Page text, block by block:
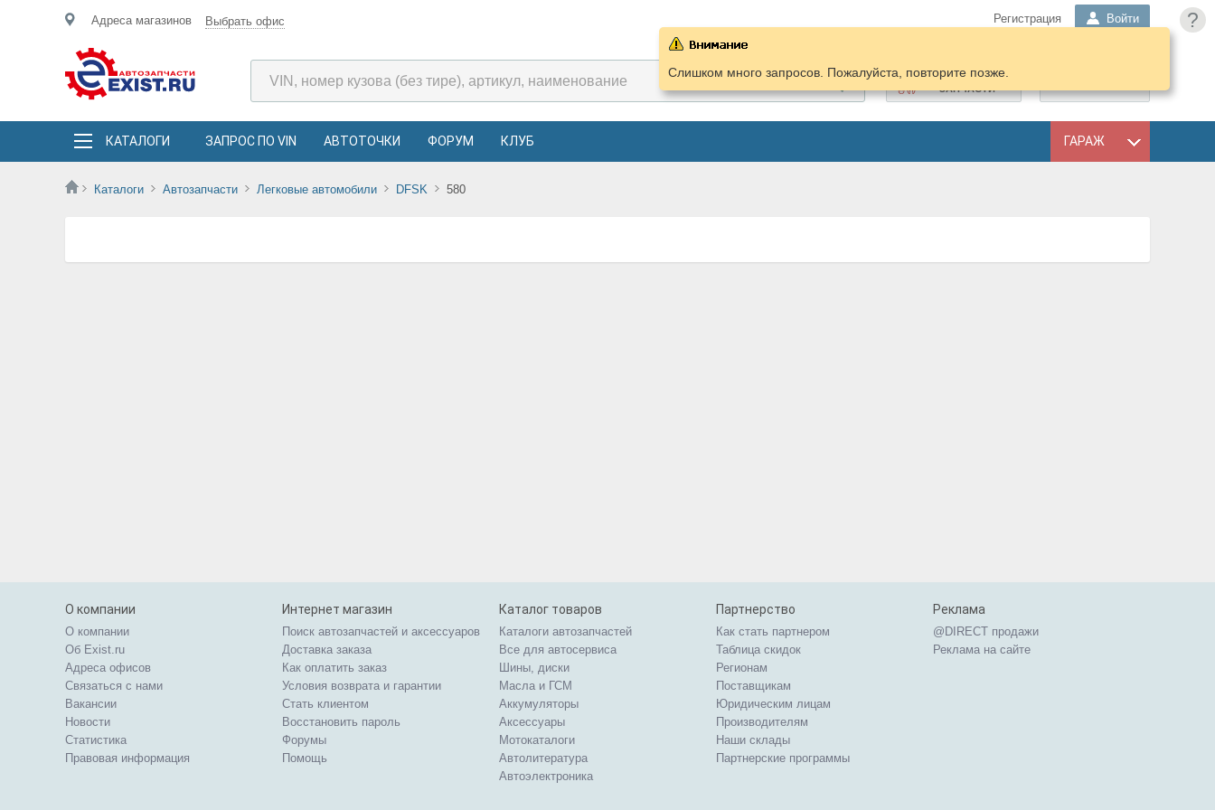
?
Адреса магазинов Выбрать офис Регистрация Войти
ПОДОБРАТЬ
ЗАПЧАСТИ
КАТАЛОГИ ЗАПРОС ПО VIN АВТОТОЧКИ ФОРУМ КЛУБ ГАРАЖ
Каталоги Автозапчасти Легковые автомобили DFSK 580
Слишком много запросов. Пожалуйста, повторите позже.
О компании
О компании
Об Exist.ru
Адреса офисов
Связаться с нами
Вакансии
Новости
Статистика
Правовая информация
Интернет магазин
Поиск автозапчастей и аксессуаров
Доставка заказа
Как оплатить заказ
Условия возврата и гарантии
Стать клиентом
Восстановить пароль
Форумы
Помощь
Каталог товаров
Каталоги автозапчастей
Все для автосервиса
Шины, диски
Масла и ГСМ
Аккумуляторы
Аксессуары
Мотокаталоги
Автолитература
Автоэлектроника
Партнерство
Как стать партнером
Таблица скидок
Регионам
Поставщикам
Юридическим лицам
Производителям
Наши склады
Партнерские программы
Реклама
@DIRECT продажи
Реклама на сайте